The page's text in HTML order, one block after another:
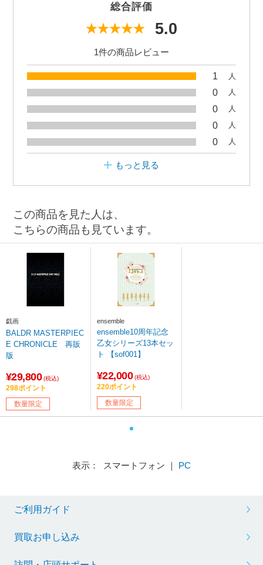
総合評価
5.0
1件の商品レビュー
1 人
0 人
0 人
0 人
0 人
もっと見る
この商品を見た人は、
こちらの商品も見ています。
戯画
BALDR MASTERPIEC
E CHRONICLE 再販
版
¥29,800 (税込)
298ポイント
数量限定
ensemble
ensemble10周年記念
乙女シリーズ13本セッ
ト 【sof001】
¥22,000 (税込)
220ポイント
数量限定
表示： スマートフォン ｜ PC
ご利用ガイド
買取お申し込み